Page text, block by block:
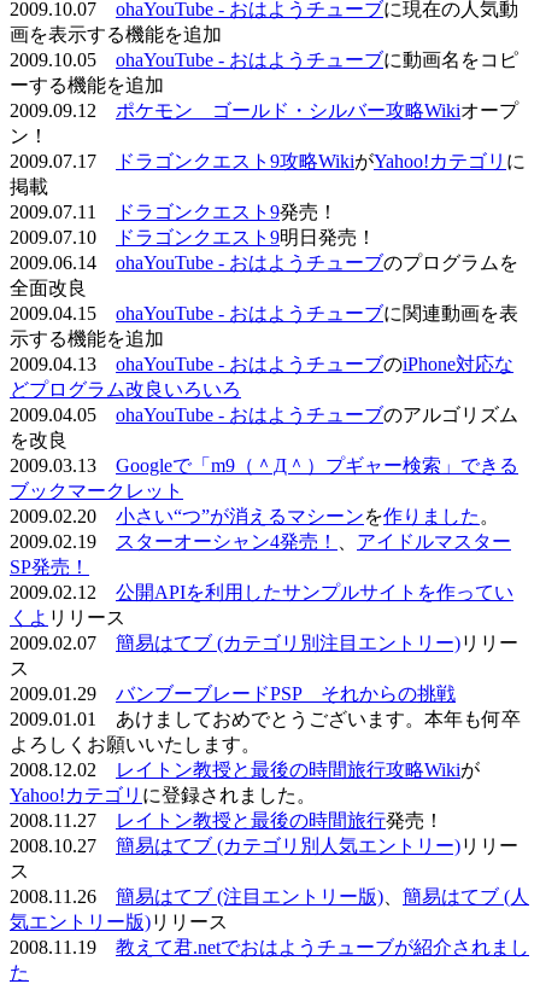
2009.10.07 ohaYouTube - おはようチューブに現在の人気動
画を表示する機能を追加
2009.10.05 ohaYouTube - おはようチューブに動画名をコピ
ーする機能を追加
2009.09.12 ポケモン ゴールド・シルバー攻略Wikiオープ
ン！
2009.07.17
ドラゴンクエスト9攻略WikiがYahoo!カテゴリ に
掲載
2009.07.11
ドラゴンクエスト9発売！
2009.07.10
ドラゴンクエスト9明日発売！
2009.06.14 ohaYouTube - おはようチューブのプログラムを
全面改良
2009.04.15 ohaYouTube - おはようチューブに関連動画を表
示する機能を追加
2009.04.13 ohaYouTube - おはようチューブのiPhone対応な
どプログラム改良いろいろ
2009.04.05 ohaYouTube - おはようチューブのアルゴリズム
を改良
2009.03.13 Googleで「m9（＾Д＾）プギャー検索」できる
ブックマークレット
2009.02.20 小さい“つ”が消えるマシーンを作りました 。
2009.02.19
スターオーシャン4発売！
アイドルマスター
SP発売！
2009.02.12 公開APIを利用したサンプルサイトを作ってい
くよ リリース
2009.02.07 簡易はてブ (カテゴリ別注目エントリー)リリー
ス
2009.01.29 バンブーブレードPSP それからの挑戦
2009.01.01 あけましておめでとうございます。本年も何卒
よろしくお願いいたします。
2008.12.02
レイトン教授と最後の時間旅行攻略Wikiが
Yahoo!カテゴリ に登録されました。
2008.11.27
レイトン教授と最後の時間旅行発売！
2008.10.27 簡易はてブ (カテゴリ別人気エントリー)リリー
ス
2008.11.26 簡易はてブ (注目エントリー版)
簡易はてブ (人
気エントリー版)リリース
2008.11.19 教えて君.netでおはようチューブが紹介されまし
た